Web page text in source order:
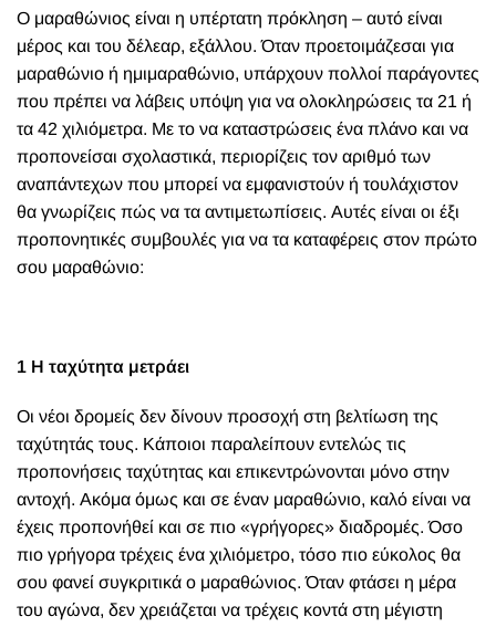
Ο μαραθώνιος είναι η υπέρτατη πρόκληση – αυτό είναι
μέρος και του δέλεαρ, εξάλλου. Όταν προετοιμάζεσαι για
μαραθώνιο ή ημιμαραθώνιο, υπάρχουν πολλοί παράγοντες
που πρέπει να λάβεις υπόψη για να ολοκληρώσεις τα 21 ή
τα 42 χιλιόμετρα. Με το να καταστρώσεις ένα πλάνο και να
προπονείσαι σχολαστικά, περιορίζεις τον αριθμό των
αναπάντεχων που μπορεί να εμφανιστούν ή τουλάχιστον
θα γνωρίζεις πώς να τα αντιμετωπίσεις. Αυτές είναι οι έξι
προπονητικές συμβουλές για να τα καταφέρεις στον πρώτο
σου μαραθώνιο:
1 Η ταχύτητα μετράει
Οι νέοι δρομείς δεν δίνουν προσοχή στη βελτίωση της
ταχύτητάς τους. Κάποιοι παραλείπουν εντελώς τις
προπονήσεις ταχύτητας και επικεντρώνονται μόνο στην
αντοχή. Ακόμα όμως και σε έναν μαραθώνιο, καλό είναι να
έχεις προπονήθεί και σε πιο «γρήγορες» διαδρομές. Όσο
πιο γρήγορα τρέχεις ένα χιλιόμετρο, τόσο πιο εύκολος θα
σου φανεί συγκριτικά ο μαραθώνιος. Όταν φτάσει η μέρα
του αγώνα, δεν χρειάζεται να τρέχεις κοντά στη μέγιστη